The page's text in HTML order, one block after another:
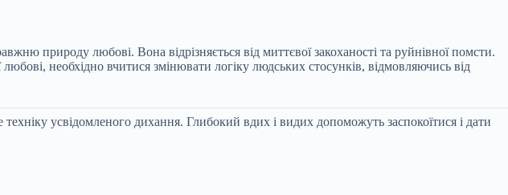
природу любові. Вона відрізняється від миттєвої закоханості та руйнівної помсти.
необхідно вчитися змінювати логіку людських стосунків, відмовляючись від
усвідомленого дихання. Глибокий вдих і видих допоможуть заспокоїтися і дати